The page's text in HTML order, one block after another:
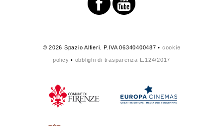
© 2026 Spazio Alfieri. P.IVA 06340400487 • cookie
policy • obblighi di trasparenza L.124/2017